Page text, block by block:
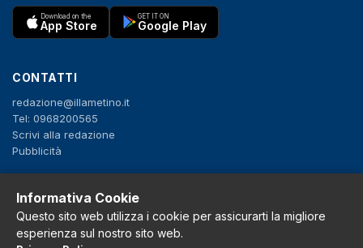
Download on the
App Store
GET IT ON
Google Play
CONTATTI
redazione@illametino.it
Tel: 0968200565
Scrivi alla redazione
Pubblicità
SEGUICI
f X IG YT
Informativa Cookie
Questo sito web utilizza i cookie per assicurarti la migliore
esperienza sul nostro sito web.